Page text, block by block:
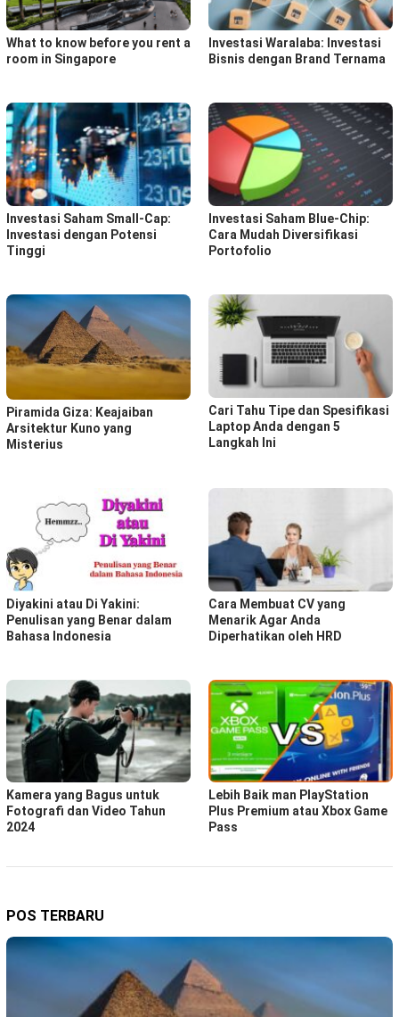
What to know before you rent a
room in Singapore
Investasi Waralaba: Investasi
Bisnis dengan Brand Ternama
Investasi Saham Small-Cap:
Investasi dengan Potensi
Tinggi
Investasi Saham Blue-Chip:
Cara Mudah Diversifikasi
Portofolio
Piramida Giza: Keajaiban
Arsitektur Kuno yang
Misterius
Cari Tahu Tipe dan Spesifikasi
Laptop Anda dengan 5
Langkah Ini
Diyakini atau Di Yakini:
Penulisan yang Benar dalam
Bahasa Indonesia
Cara Membuat CV yang
Menarik Agar Anda
Diperhatikan oleh HRD
Kamera yang Bagus untuk
Fotografi dan Video Tahun
2024
Lebih Baik man PlayStation
Plus Premium atau Xbox Game
Pass
POS TERBARU